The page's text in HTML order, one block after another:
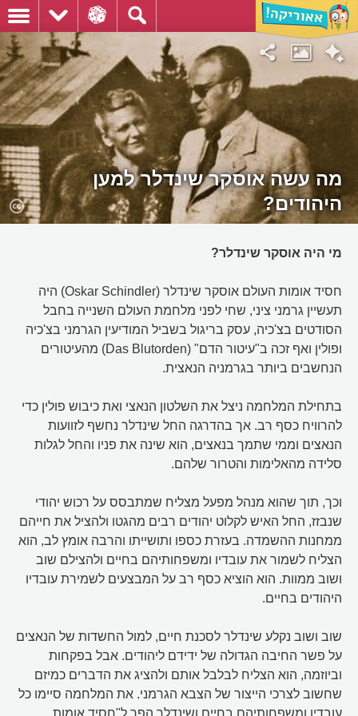
מה עשה אוסקר שינדלר למען
היהודים?
מי היה אוסקר שינדלר?
חסיד אומות העולם אוסקר שינדלר (Oskar Schindler) היה
תעשיין גרמני ציני, שחי לפני מלחמת העולם השנייה בחבל
הסודטים בצ'כיה, עסק בריגול בשביל המודיעין הגרמני בצ'כיה
ופולין ואף זכה ב"עיטור הדם" (Das Blutorden) מהעיטורים
הנחשבים ביותר בגרמניה הנאצית.
בתחילת המלחמה ניצל את השלטון הנאצי ואת כיבוש פולין כדי
להרוויח כסף רב. אך בהדרגה החל שינדלר נחשף לזוועות
הנאצים וממי שתמך בנאצים, הוא שינה את פניו והחל לגלות
סלידה מהאלימות והטרור שלהם.
וכך, תוך שהוא מנהל מפעל מצליח שמתבסס על רכוש יהודי
שנבזז, החל האיש לקלוט יהודים רבים מהגטו ולהציל את חייהם
ממחנות ההשמדה. בעזרת כספו ותושייתו והרבה אומץ לב, הוא
הצליח לשמור את עובדיו ומשפחותיהם בחיים ולהצילם שוב
ושוב ממוות. הוא הוציא כסף רב על המבצעים לשמירת עובדיו
היהודים בחיים.
שוב ושוב נקלע שינדלר לסכנת חיים, למול החשדות של הנאצים
על פשר החיבה הגדולה של ידידם ליהודים. אבל בפקחות
וביוזמה, הוא הצליח לבלבל אותם ולהציג את הדברים כמיזם
שחשוב לצרכי הייצור של הצבא הגרמני. את המלחמה סיימו כל
עובדיו ומשפחותיהם בחיים ושינדלר הפך ל"חסיד אומות